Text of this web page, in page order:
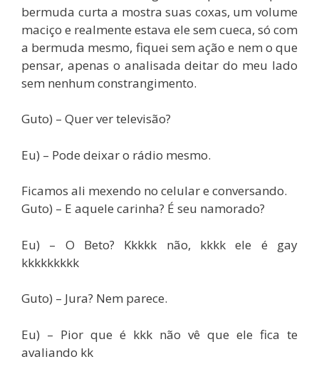
bermuda curta a mostra suas coxas, um volume
maciço e realmente estava ele sem cueca, só com
a bermuda mesmo, fiquei sem ação e nem o que
pensar, apenas o analisada deitar do meu lado
sem nenhum constrangimento.
Guto) – Quer ver televisão?
Eu) – Pode deixar o rádio mesmo.
Ficamos ali mexendo no celular e conversando.
Guto) – E aquele carinha? É seu namorado?
Eu) – O Beto? Kkkkk não, kkkk ele é gay
kkkkkkkkk
Guto) – Jura? Nem parece.
Eu) – Pior que é kkk não vê que ele fica te
avaliando kk